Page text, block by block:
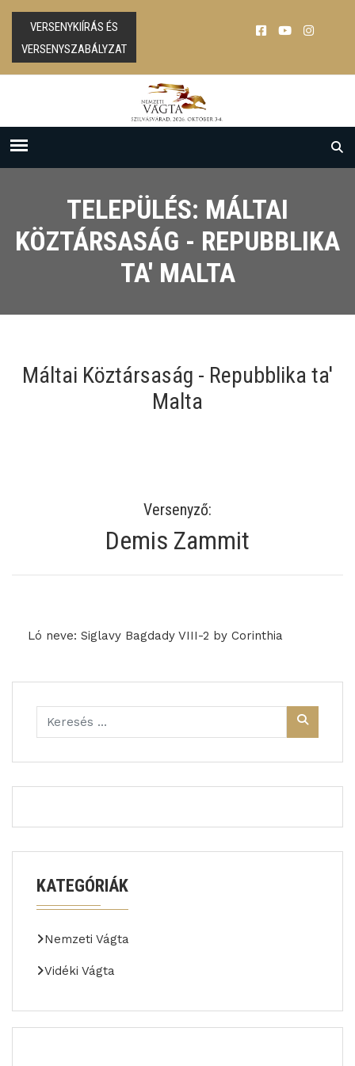
VERSENYKIÍRÁS ÉS
VERSENYSZABÁLYZAT
TELEPÜLÉS: MÁLTAI
KÖZTÁRSASÁG - REPUBBLIKA
TA' MALTA
Máltai Köztársaság - Repubblika ta'
Malta
Versenyző:
Demis Zammit
Ló neve: Siglavy Bagdady VIII-2 by Corinthia
KATEGÓRIÁK
Nemzeti Vágta
Vidéki Vágta